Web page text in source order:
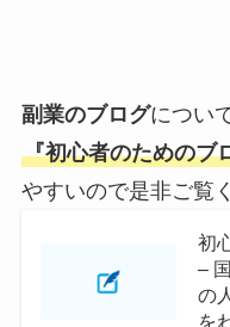
副業のブログについ
『初心者のためのブ
やすいので是非ご覧
初
–
の
を